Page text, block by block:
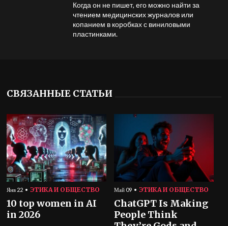
Когда он не пишет, его можно найти за
чтением медицинских журналов или
копанием в коробках с виниловыми
пластинками.
СВЯЗАННЫЕ СТАТЬИ
Янв 22 ЭТИКА И ОБЩЕСТВО
10 top women in AI
in 2026
Май 09 ЭТИКА И ОБЩЕСТВО
ChatGPT Is Making
People Think